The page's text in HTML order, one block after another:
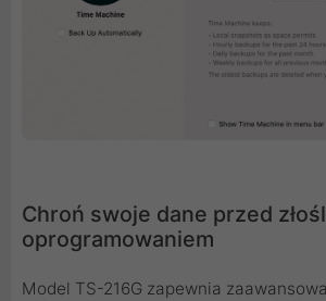
Chroń swoje dane przed
oprogramowaniem
Model TS-216G zapewnia